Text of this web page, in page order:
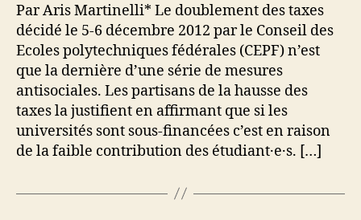
Par Aris Martinelli* Le doublement des taxes
décidé le 5-6 décembre 2012 par le Conseil des
Ecoles polytechniques fédérales (CEPF) n’est
que la dernière d’une série de mesures
antisociales. Les partisans de la hausse des
taxes la justifient en affirmant que si les
universités sont sous-financées c’est en raison
de la faible contribution des étudiant·e·s. […]